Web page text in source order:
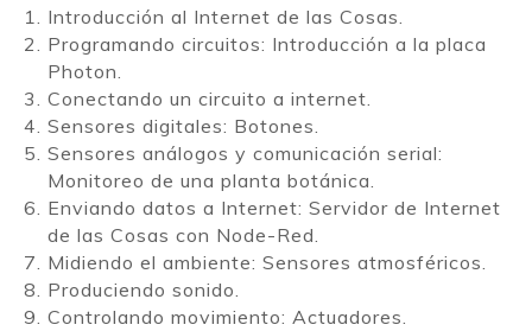
Introducción al Internet de las Cosas.
Programando circuitos: Introducción a la placa
Photon.
Conectando un circuito a internet.
Sensores digitales: Botones.
Sensores análogos y comunicación serial:
Monitoreo de una planta botánica.
Enviando datos a Internet: Servidor de Internet
de las Cosas con Node-Red.
Midiendo el ambiente: Sensores atmosféricos.
Produciendo sonido.
Controlando movimiento: Actuadores.